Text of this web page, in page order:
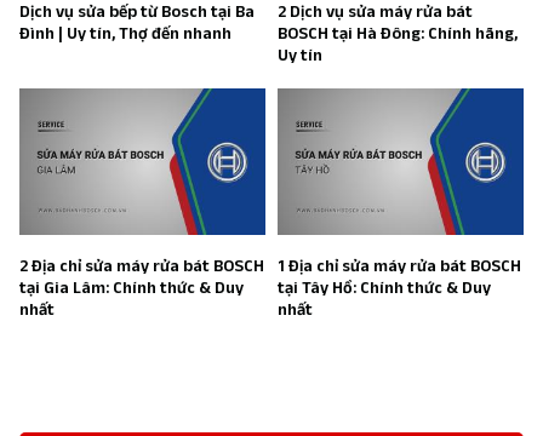
Dịch vụ sửa bếp từ Bosch tại Ba
Đình | Uy tín, Thợ đến nhanh
2 Dịch vụ sửa máy rửa bát
BOSCH tại Hà Đông: Chính hãng,
Uy tín
2 Địa chỉ sửa máy rửa bát BOSCH
tại Gia Lâm: Chính thức & Duy
nhất
1 Địa chỉ sửa máy rửa bát BOSCH
tại Tây Hồ: Chính thức & Duy
nhất